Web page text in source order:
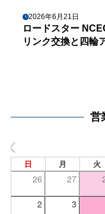
2026年6月21日
ロードスター
リンク交換と四輪
営
日 月 火
26 27
2 3